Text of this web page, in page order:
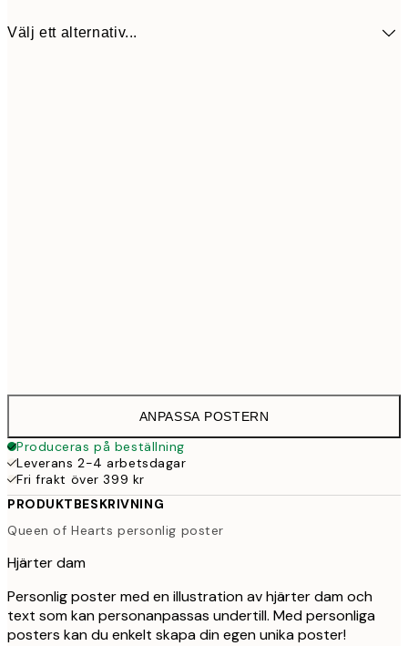
Välj ett alternativ...
ANPASSA POSTERN
Produceras på beställning
Leverans 2-4 arbetsdagar
Fri frakt över 399 kr
PRODUKTBESKRIVNING
Queen of Hearts personlig poster
Hjärter dam
Personlig poster med en illustration av hjärter dam och
text som kan personanpassas undertill. Med personliga
posters kan du enkelt skapa din egen unika poster!